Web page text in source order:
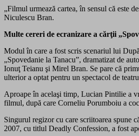
„Filmul urmează cartea, în sensul că este
Niculescu Bran.
Multe cereri de ecranizare a cărţii
Modul în care a fost scris scenariul lui
„Spovedanie la Tanacu”, dramatizat de
Ionuţ Teianu şi Mirel Bran. Se pare că
ulterior a optat pentru un spectacol de
Aproape în acelaşi timp, Lucian Pintilie a
filmul, după care Corneliu Porumboiu a
Singurul regizor cu care scriitoarea spune
2007, cu titlul Deadly Confession, a fost